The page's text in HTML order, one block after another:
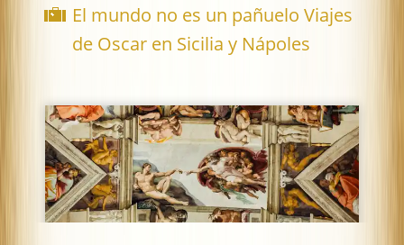
El mundo no es un pañuelo Viajes
de Oscar en Sicilia y Nápoles